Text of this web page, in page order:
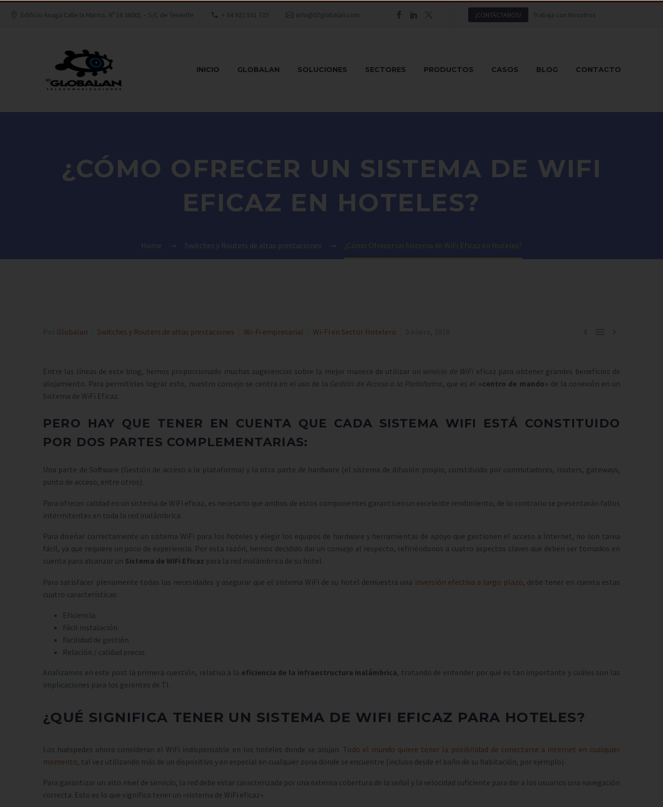
Edificio Anaga Calle la Marina, Nº 16 38001 – S/C de Tenerife + 34 922 531 725 info@07globalan.com ¡CONTÁCTANOS! Trabaja con Nosotros
INICIO GLOBALAN SOLUCIONES SECTORES PRODUCTOS CASOS BLOG CONTACTO
¿CÓMO OFRECER UN SISTEMA DE WIFI
EFICAZ EN HOTELES?
Home Switches y Routers de altas prestaciones ¿Cómo Ofrecer un Sistema de WiFi Eficaz en Hoteles?
Globalan Switches y Routers de altas prestaciones Wi-Fi empresarial Wi-Fi en Sector Hotelero
Entre las líneas de este blog, hemos proporcionado muchas sugerencias sobre la mejor manera de utilizar unservicio de WiFi eficaz para obtener grandes beneficios de
alojamiento. Para permitirles lograr esto, nuestro consejo se centra en el uso de la Gestión de Acceso a la Plataforma, que es el «centro de mando» de la conexión en un
Sistema de WiFi Eficaz.
PERO HAY QUE TENER EN CUENTA QUE CADA SISTEMA WIFI ESTÁ CONSTITUIDO
POR DOS PARTES COMPLEMENTARIAS:
Una parte de Software (Gestión de acceso a la plataforma) y la otra parte de hardware (el sistema de difusión propio, constituido por conmutadores, routers, gateways,
punto de acceso, entre otros).
Para ofrecer calidad en un sistema de WiFi eficaz, es necesario que ambos de estos componentes garanticen un excelente rendimiento, de lo contrario se presentarán fallos
intermitentes en toda la red inalámbrica.
Para diseñar correctamente un sistema WiFi para los hoteles y elegir los equipos de hardware y herramientas de apoyo que gestionen el acceso a Internet, no son tarea
fácil, ya que requiere un poco de experiencia. Por esta razón, hemos decidido dar un consejo al respecto, refiriéndonos a cuatro aspectos claves que deben ser tomados en
cuenta para alcanzar un Sistema de WiFi Eficaz para la red inalámbrica de su hotel.
Para satisfacer plenamente todas las necesidades y asegurar que el sistema WiFi de su hotel demuestra una inversión efectiva a largo plazo, debe tener en cuenta estas
cuatro características:
Eficiencia.
Fácil instalación.
Facilidad de gestión.
Relación / calidad precio.
Analizamos en este post la primera cuestión, relativa a la eficiencia de la infraestructura inalámbrica, tratando de entender por qué es tan importante y cuáles son las
implicaciones para los gerentes de TI.
¿QUÉ SIGNIFICA TENER UN SISTEMA DE WIFI EFICAZ PARA HOTELES?
Los huéspedes ahora consideran el WiFi indispensable en los hoteles donde se alojan. Todo el mundo quiere tener la posibilidad de conectarse a internet en cualquier
momento, tal vez utilizando más de un dispositivo y en especial en cualquier zona donde se encuentre (incluso desde el baño de su habitación, por ejemplo).
Para garantizar un alto nivel de servicio, la red debe estar caracterizada por una extensa cobertura de la señal y la velocidad suficiente para dar a los usuarios una navegación
correcta. Esto es lo que significa tener un «sistema de WiFi eficaz».